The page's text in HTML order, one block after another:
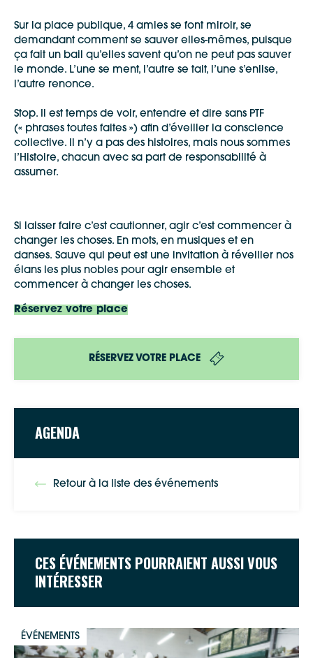
RÉSERVEZ VOTRE PLACE
AGENDA
Retour à la liste des événements
CES ÉVÉNEMENTS POURRAIENT AUSSI VOUS
INTÉRESSER
ÉVÉNEMENTS
Sur la place publique, 4 amies se font miroir, se
demandant comment se sauver elles-mêmes, puisque
ça fait un bail qu’elles savent qu’on ne peut pas sauver
le monde. L’une se ment, l’autre se tait, l’une s’enlise,
l’autre renonce.
Stop. Il est temps de voir, entendre et dire sans PTF
(« phrases toutes faites ») afin d’éveiller la conscience
collective. Il n’y a pas des histoires, mais nous sommes
l’Histoire, chacun avec sa part de responsabilité à
assumer.
Si laisser faire c’est cautionner, agir c’est commencer à
changer les choses. En mots, en musiques et en
danses. Sauve qui peut est une invitation à réveiller nos
élans les plus nobles pour agir ensemble et
commencer à changer les choses.
Réservez votre place
Google Maps